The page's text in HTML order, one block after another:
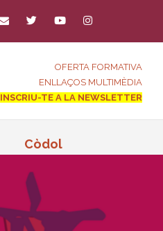
OFERTA FORMATIVA
ENLLAÇOS MULTIMÈDIA
INSCRIU-TE A LA NEWSLETTER
Còdol